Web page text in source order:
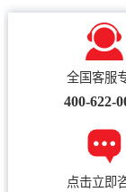
全国客服
400-622-
点击立即